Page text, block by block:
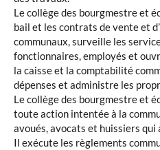
Le collège des bourgmestre et
bail et les contrats de vente et
communaux, surveille les
fonctionnaires, employés et
la caisse et la comptabilité
dépenses et administre les
Le collège des bourgmestre et
toute action intentée à la
avoués, avocats et huissiers qui
Il exécute les règlements